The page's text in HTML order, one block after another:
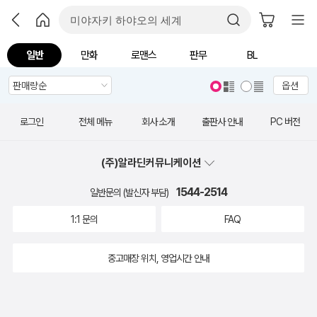
일반 만화 로맨스 판무 BL
옵션
로그인 전체 메뉴 회사 소개 출판사 안내 PC 버전
(주)알라딘커뮤니케이션
일반문의 (발신자 부담) 1544-2514
1:1 문의 FAQ
중고매장 위치, 영업시간 안내